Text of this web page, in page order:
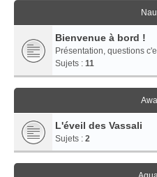
Bienvenue à bord !
Présentation, questions
Sujets : 11
L'éveil des Vassali
Sujets : 2